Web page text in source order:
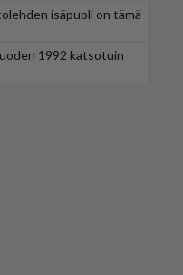
isäpuoli on tämä
1992 katsotuin